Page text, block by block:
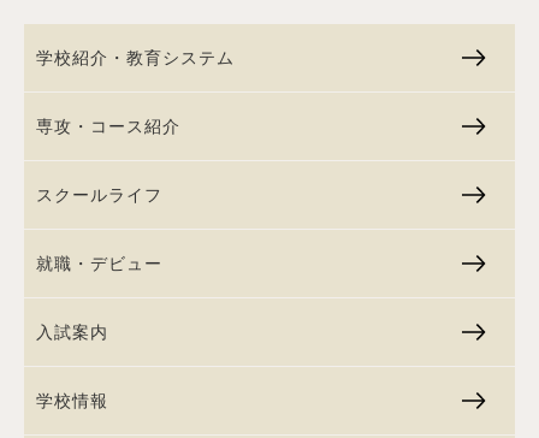
学校紹介・教育システム
専攻・コース紹介
スクールライフ
就職・デビュー
入試案内
学校情報